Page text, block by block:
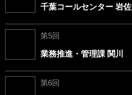
千葉コールセンター 岩佐
第5回
業務推進・管理課 関川
第6回